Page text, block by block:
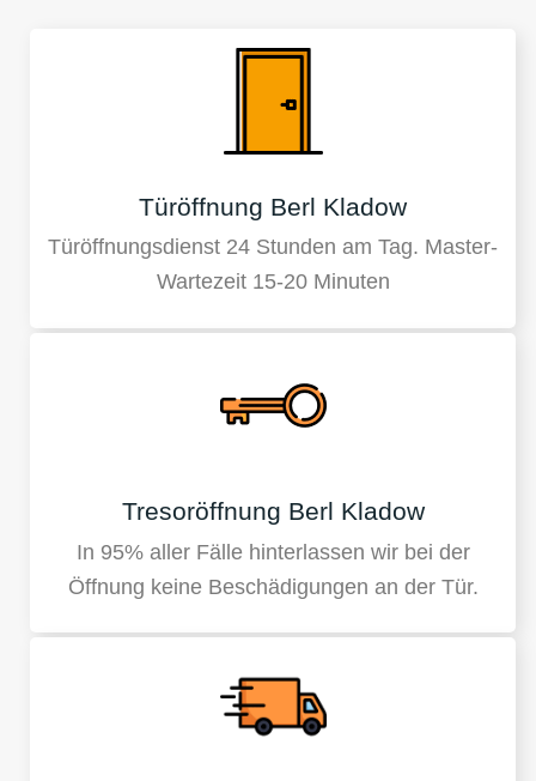
Türöffnung Berl Kladow
Türöffnungsdienst 24 Stunden am Tag. Master-
Wartezeit 15-20 Minuten
Tresoröffnung Berl Kladow
In 95% aller Fälle hinterlassen wir bei der
Öffnung keine Beschädigungen an der Tür.